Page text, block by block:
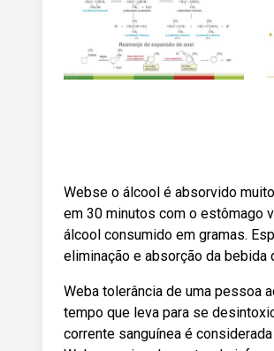
Webse o álcool é absorvido
em 30 minutos com o estômago
álcool consumido em gramas.
eliminação e absorção da
Weba tolerância de uma pessoa
tempo que leva para se
corrente sanguínea é